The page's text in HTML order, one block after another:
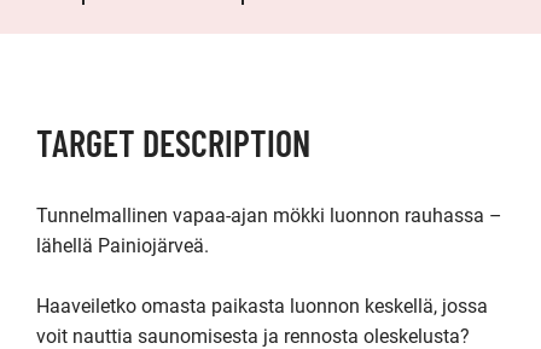
TARGET DESCRIPTION
Tunnelmallinen vapaa-ajan mökki luonnon rauhassa –
lähellä Painiojärveä.
Haaveiletko omasta paikasta luonnon keskellä, jossa
voit nauttia saunomisesta ja rennosta oleskelusta?